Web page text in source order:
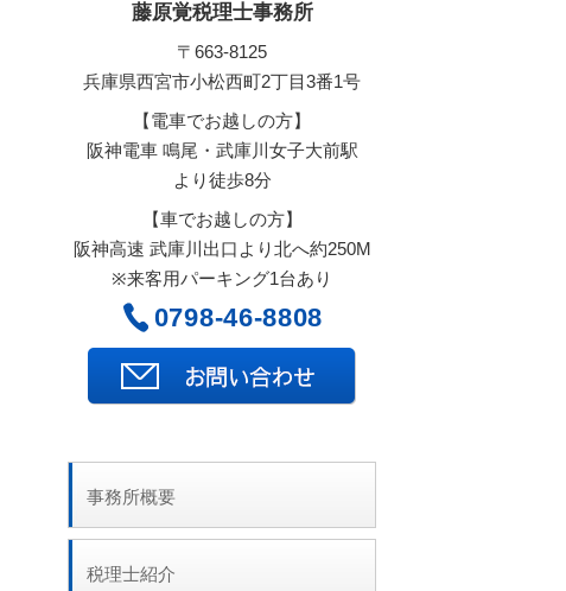
藤原覚税理士事務所
〒663-8125
兵庫県西宮市小松西町2丁目3番1号
【電車でお越しの方】
阪神電車 鳴尾・武庫川女子大前駅
より徒歩8分
【車でお越しの方】
阪神高速 武庫川出口より北へ約250M
※来客用パーキング1台あり
0798-46-8808
事務所概要
税理士紹介